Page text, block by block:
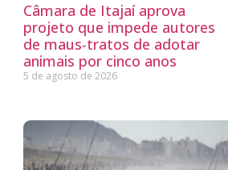
Câmara de Itajaí aprova
projeto que impede autores
de maus-tratos de adotar
animais por cinco anos
5 de agosto de 2026